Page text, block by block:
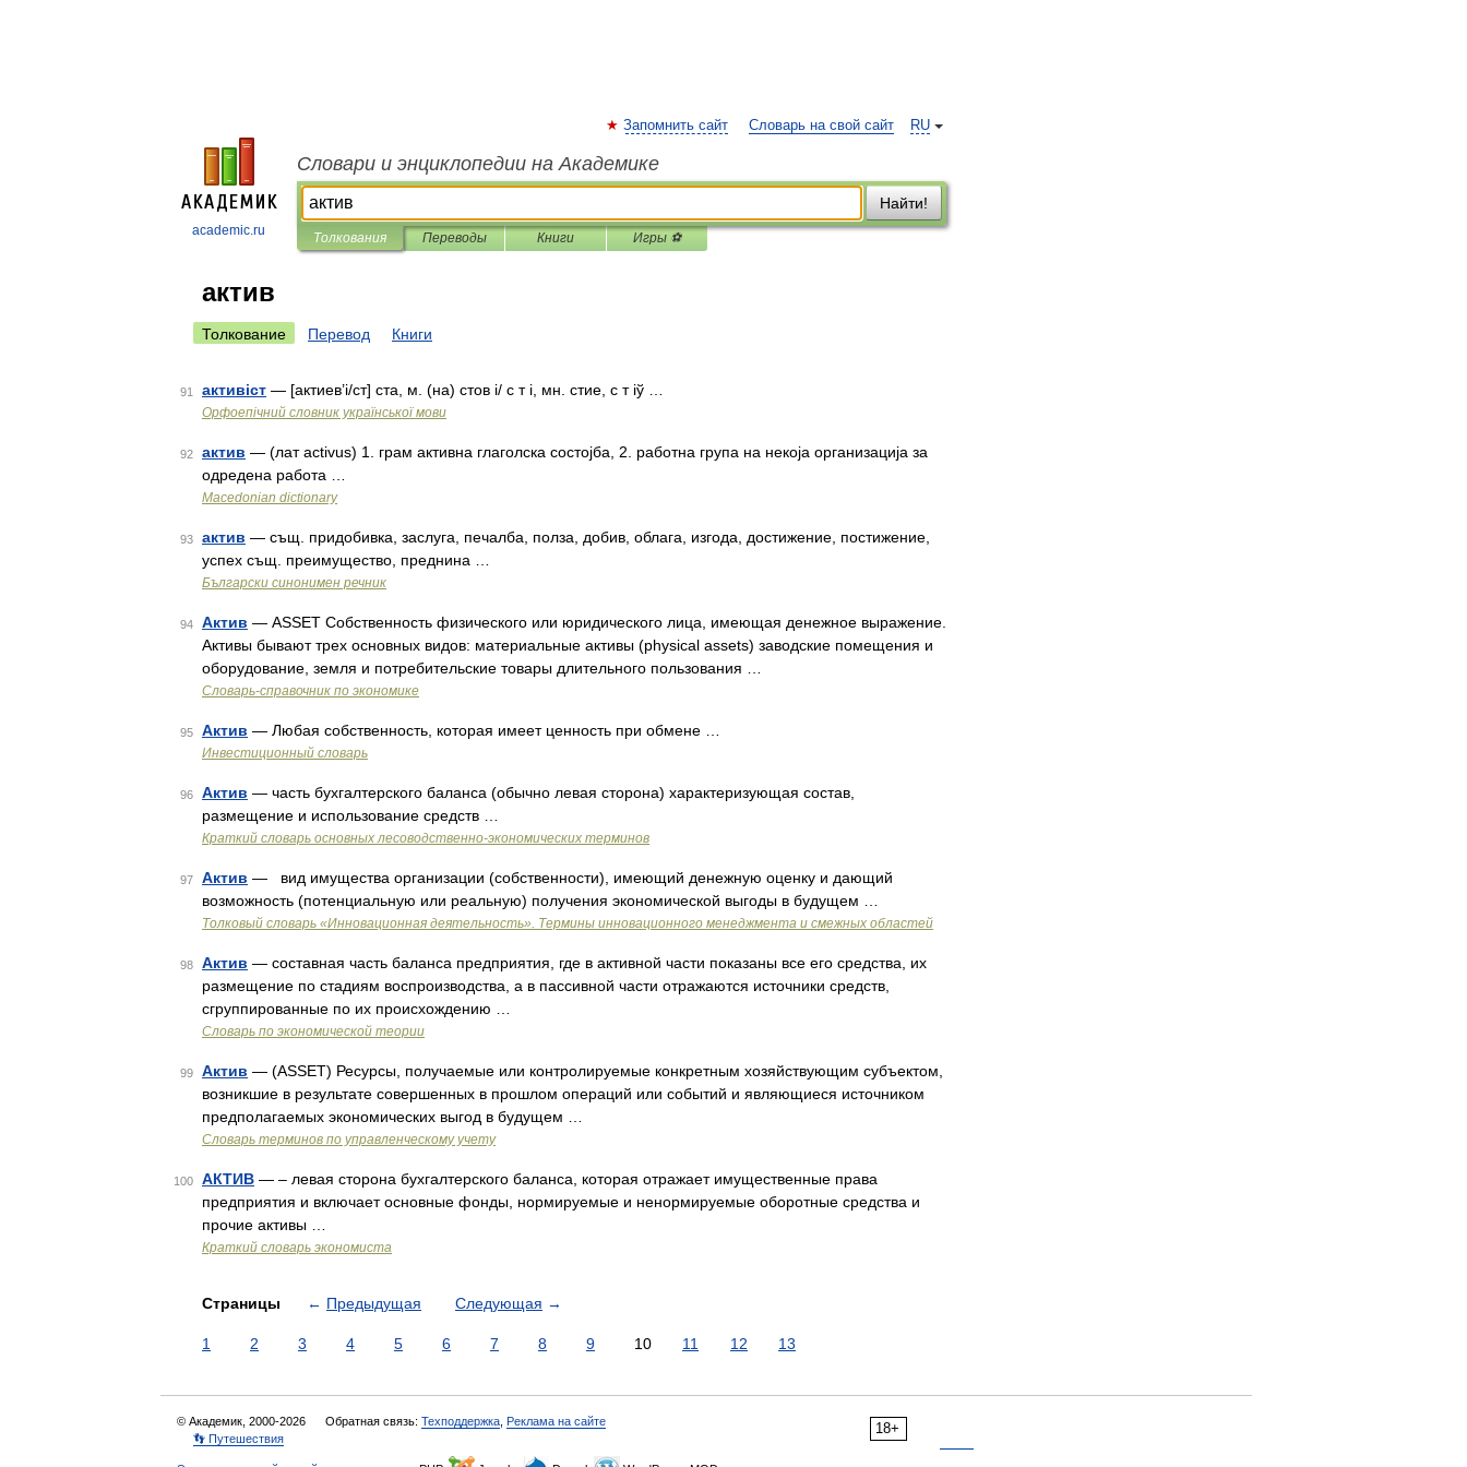
academic.ru
RU
Запомнить сайт Словарь на свой сайт
Словари и энциклопедии на Академике
Найти!
Толкования Переводы Книги Игры ⚽
актив
Толкование Перевод Книги
91 активіст — [актиев’і/ст] ста, м. (на) стов і/ с т і, мн. стие, с т іў …
Орфоепічний словник української мови
92 актив — (лат activus) 1. грам активна глаголска состојба, 2. работна група на некоја организација за
одредена работа …
Macedonian dictionary
93 актив — същ. придобивка, заслуга, печалба, полза, добив, облага, изгода, достижение, постижение,
успех същ. преимущество, преднина …
Български синонимен речник
94 Актив — ASSET Собственность физического или юридического лица, имеющая денежное выражение.
Активы бывают трех основных видов: материальные активы (physical assets) заводские помещения и
оборудование, земля и потребительские товары длительного пользования …
Словарь-справочник по экономике
95 Актив — Любая собственность, которая имеет ценность при обмене …
Инвестиционный словарь
96 Актив — часть бухгалтерского баланса (обычно левая сторона) характеризующая состав,
размещение и использование средств …
Краткий словарь основных лесоводственно-экономических терминов
97 Актив — вид имущества организации (собственности), имеющий денежную оценку и дающий
возможность (потенциальную или реальную) получения экономической выгоды в будущем …
Толковый словарь «Инновационная деятельность». Термины инновационного менеджмента и смежных областей
98 Актив — составная часть баланса предприятия, где в активной части показаны все его средства, их
размещение по стадиям воспроизводства, а в пассивной части отражаются источники средств,
сгруппированные по их происхождению …
Словарь по экономической теории
99 Актив — (ASSET) Ресурсы, получаемые или контролируемые конкретным хозяйствующим субъектом,
возникшие в результате совершенных в прошлом операций или событий и являющиеся источником
предполагаемых экономических выгод в будущем …
Словарь терминов по управленческому учету
100 АКТИВ — – левая сторона бухгалтерского баланса, которая отражает имущественные права
предприятия и включает основные фонды, нормируемые и ненормируемые оборотные средства и
прочие активы …
Краткий словарь экономиста
Страницы ← Предыдущая Следующая →
1 2 3 4 5 6 7 8 9 10 11 12 13
18+
© Академик, 2000-2026 Обратная связь: Техподдержка Реклама на сайте
👣 Путешествия